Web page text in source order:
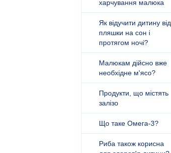
харчування малюка
Як відучити дитину від
пляшки на сон і
протягом ночі?
Малюкам дійсно вже
необхідне м'ясо?
Продукти, що містять
залізо
Що таке Омега-3?
Риба також корисна